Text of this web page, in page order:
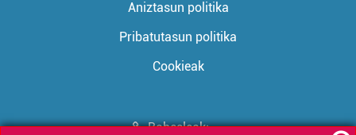
Aniztasun politika
Pribatutasun politika
Cookieak
Babesleak: